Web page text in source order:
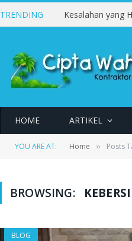
TRENDING
HOME ARTIKEL
YOU ARE AT: Home » Posts
BROWSING:
BLOG